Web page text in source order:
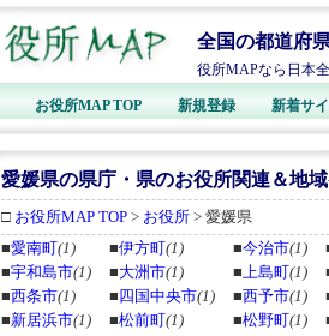
全国の都道府
役所MAPなら日本
お役所MAP TOP 新規登録 新着サ
愛媛県の県庁・県のお役所関連＆地
□ お役所MAP TOP > お役所 > 愛媛県
■愛南町(1) ■伊方町(1) ■今治市(1)
■宇和島市(1) ■大洲市(1) ■上島町(1)
■西条市(1) ■四国中央市(1) ■西予市(1)
■新居浜市(1) ■松前町(1) ■松野町(1)